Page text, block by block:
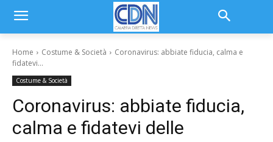
Home Costume & Società
Coronavirus: abbiate fiducia, calma e
fidatevi...
Costume & Società
Coronavirus: abbiate fiducia,
calma e fidatevi delle